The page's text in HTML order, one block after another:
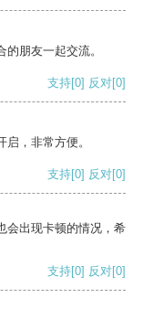
朋友一起交流。
支持[0] 反对[0]
，非常方便。
支持[0] 反对[0]
会出现卡顿的情况，希
支持[0] 反对[0]